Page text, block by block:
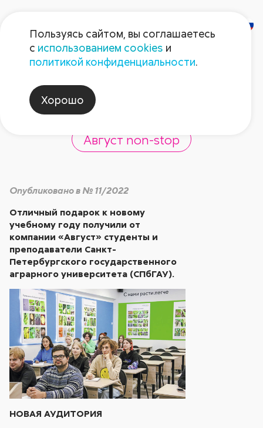
Поддержка
образования
Август non-stop
Опубликовано в № 11/2022
Отличный подарок к новому
учебному году получили от
компании «Август» студенты и
преподаватели Санкт-
Петербургского государственного
аграрного университета (СПбГАУ).
НОВАЯ АУДИТОРИЯ
Пользуясь сайтом, вы соглашаетесь
с использованием cookies и
политикой конфиденциальности.
Хорошо